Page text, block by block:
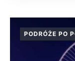
PODRÓŻE PO